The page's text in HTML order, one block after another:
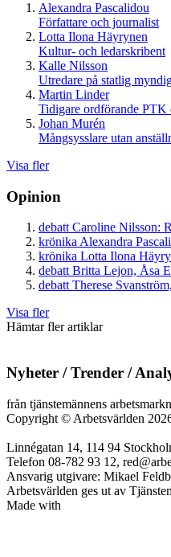
Alexandra Pascalidou
Författare och journalist
Lotta Ilona Häyrynen
Kultur- och ledarskribent
Kalle Nilsson
Utredare på statlig
Martin Linder
Tidigare ordförande PTK
Johan Murén
Mångsysslare utan
Visa fler
Opinion
debatt Caroline Nilsson:
krönikaAlexandra
krönika Lotta Ilona
debatt Britta Lejon, Åsa
debatt Therese
Visa fler
Hämtar fler artiklar
Nyheter / Trender /
från tjänstemännens
Copyright © Arbetsvärlden
Linnégatan 14, 114 94
Telefon 08-782 93 12,
Ansvarig utgivare: Mikael
Arbetsvärlden ges ut av
Made with